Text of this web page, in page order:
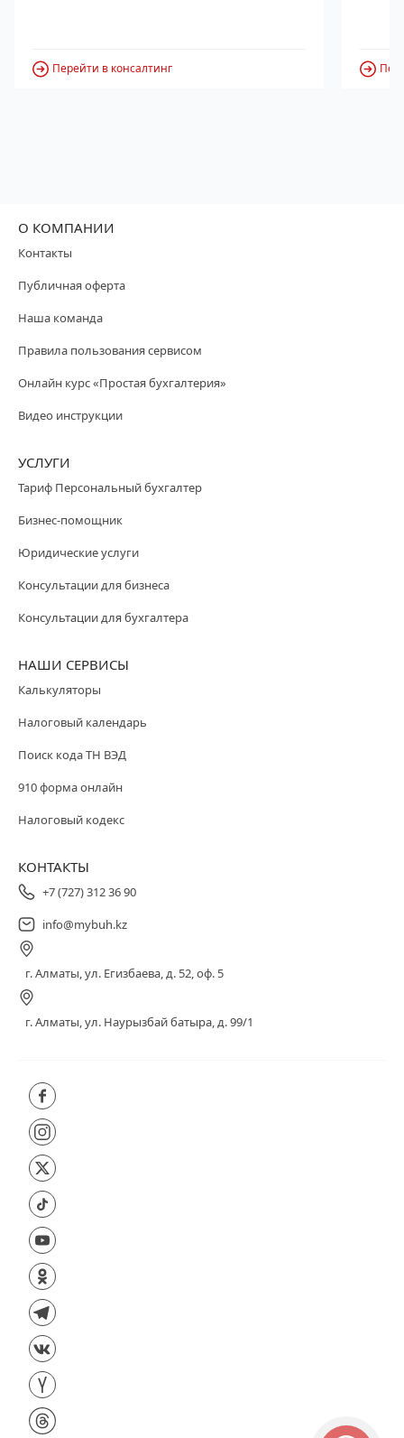
Перейти в консалтинг
О КОМПАНИИ
Контакты
Публичная оферта
Наша команда
Правила пользования сервисом
Онлайн курс «Простая бухгалтерия»
Видео инструкции
УСЛУГИ
Тариф Персональный бухгалтер
Бизнес-помощник
Юридические услуги
Консультации для бизнеса
Консультации для бухгалтера
НАШИ СЕРВИСЫ
Калькуляторы
Налоговый календарь
Поиск кода ТН ВЭД
910 форма онлайн
Налоговый кодекс
КОНТАКТЫ
+7 (727) 312 36 90
info@mybuh.kz
г. Алматы, ул. Егизбаева, д. 52, оф. 5
г. Алматы, ул. Наурызбай батыра, д. 99/1